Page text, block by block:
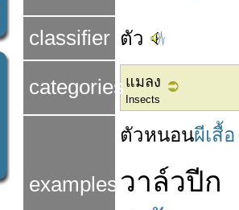
classifier ตัว
categories แมลง
Insects
examples
ตัวหนอนผีเสื้อ
วาล์วปีก